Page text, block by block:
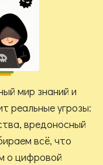
мир знаний и
реальные угрозы:
вредоносный
всё, что
о цифровой